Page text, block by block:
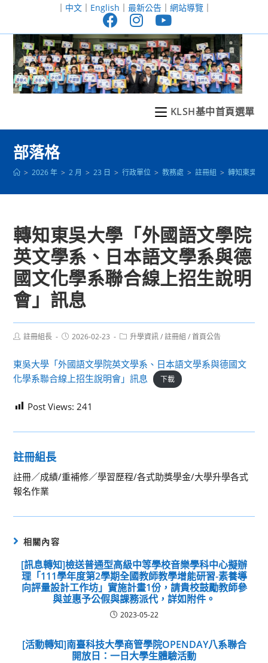
至
｜ 中文｜ English ｜ 最新公告｜ 網站導覽｜
KLSH基中首頁選單
部落格
> 2026 年 > 2 月 > 23 日 > 行政單位 > 教務處 > 註冊組 > 轉知東吳大
轉知東吳大學「外國語文學院
英文學系、日本語文學系與德
國文化學系聯合線上招生說明
會」訊息
Post註冊組長
Post2026-02-23
Post升學資訊 / 註冊組 / 首頁公告
東吳大學「外國語文學院英文學系、日本語文學系與德國文
化學系聯合線上招生說明會」訊息
下載
Post Views: 241
註冊組長
註冊／成績/重補修／學習歷程/各式助獎學金/大學升學各式
報名作業
相關內容
[訊息轉知]檢送普通型高級中等學校音樂學科中心擬辦
理「111學年度第2學期全國教師教學增能研習-素養導
向評量設計工作坊」實施計畫1份，請貴校鼓勵教師參
與並惠予公假與課務派代，詳如附件。
2023-05-22
[活動轉知]南臺科技大學商管學院OPENDAY八系聯合
開放日：一日大學生體驗活動